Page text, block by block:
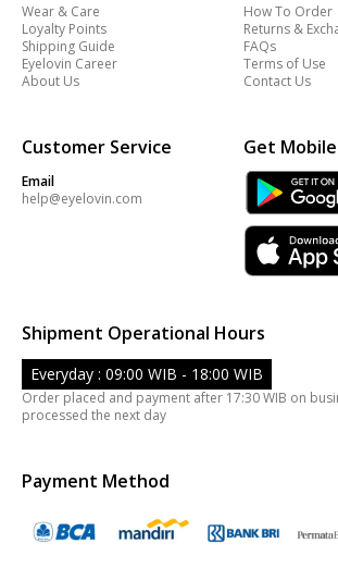
Wear & Care
Loyalty Points
Shipping Guide
Eyelovin Career
About Us
How To Order
Returns &
FAQs
Terms of Use
Contact Us
Customer Service
Email
help@eyelovin.com
Get
Shipment Operational Hours
Everyday : 09:00 WIB - 18:00 WIB
Order placed and payment after 17:30 WIB on
processed the next day
Payment Method